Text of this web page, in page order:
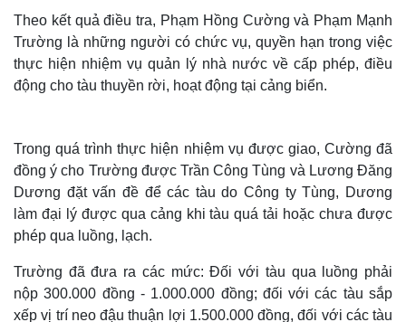
Theo kết quả điều tra, Phạm Hồng Cường và Phạm Mạnh
Trường là những người có chức vụ, quyền hạn trong việc
thực hiện nhiệm vụ quản lý nhà nước về cấp phép, điều
động cho tàu thuyền rời, hoạt động tại cảng biển.
Trong quá trình thực hiện nhiệm vụ được giao, Cường đã
đồng ý cho Trường được Trần Công Tùng và Lương Đăng
Dương đặt vấn đề để các tàu do Công ty Tùng, Dương
làm đại lý được qua cảng khi tàu quá tải hoặc chưa được
phép qua luồng, lạch.
Trường đã đưa ra các mức: Đối với tàu qua luồng phải
nộp 300.000 đồng - 1.000.000 đồng; đối với các tàu sắp
xếp vị trí neo đậu thuận lợi 1.500.000 đồng, đối với các tàu